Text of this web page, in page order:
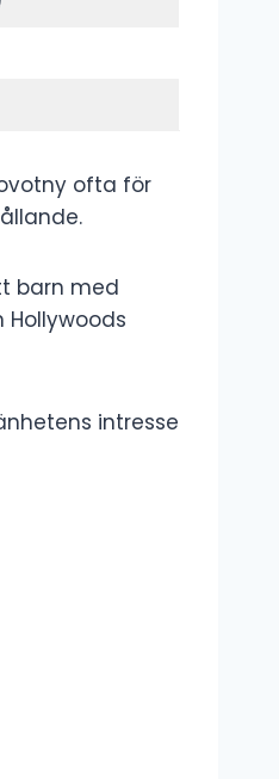
ofta för
barn med
intresse